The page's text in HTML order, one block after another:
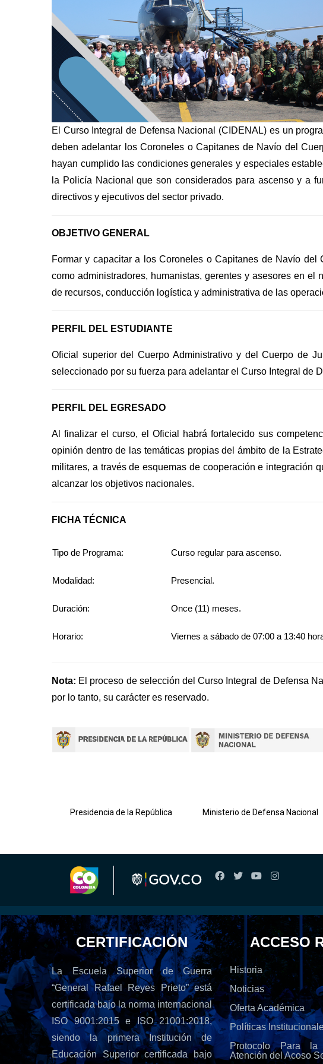
El Curso Integral de Defensa Nacional (CIDENAL) es un
deben adelantar los Coroneles o Capitanes de Navío del
hayan cumplido las condiciones generales y especiales
la Policía Nacional que son considerados para ascenso y a
directivos y ejecutivos del sector privado.
OBJETIVO GENERAL
Formar y capacitar a los Coroneles o Capitanes de Navío
como administradores, humanistas, gerentes y asesores en
de recursos, conducción logística y administrativa de las
PERFIL DEL ESTUDIANTE
Oficial superior del Cuerpo Administrativo y del Cuerpo de
seleccionado por su fuerza para adelantar el Curso Integral de
PERFIL DEL EGRESADO
Al finalizar el curso, el Oficial habrá fortalecido sus
opinión dentro de las temáticas propias del ámbito de la
militares, a través de esquemas de cooperación e integración
alcanzar los objetivos nacionales.
FICHA TÉCNICA
Tipo de Programa: Curso regular para ascenso.
Modalidad: Presencial.
Duración: Once (11) meses.
Horario: Viernes a sábado de 07:00 a 13:40
Nota: El proceso de selección del Curso Integral de Defensa
por lo tanto, su carácter es reservado.
Presidencia de la República
Ministerio de Defensa Nacional
CERTIFICACIÓN
La Escuela Superior de Guerra
“General Rafael Reyes Prieto” está
certificada bajo la norma internacional
ISO 9001:2015 e ISO 21001:2018,
siendo la primera Institución de
Educación Superior certificada bajo
ACCESO
Historia
Noticias
Oferta Académica
Políticas
Protocolo Para
Atención del Acoso